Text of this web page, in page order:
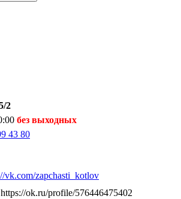
2
без выходных
43 80
vk.com/zapchasti_kotlov
https://ok.ru/profile/576446475402